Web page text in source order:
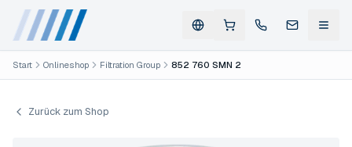
Start Onlineshop Filtration Group 852 760 SMN 2
Zurück zum Shop